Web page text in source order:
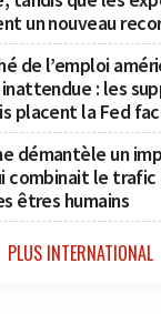
un nouveau
de l’emploi
: les
placent la Fed
démantèle un
combinait le
êtres humains
PLUS INTERNATIONAL